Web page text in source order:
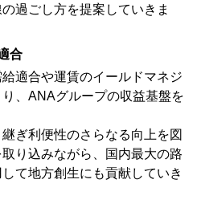
過ごし方を提案していきま
合
適合や運賃のイールドマネジ
、ANAグループの収益基盤を
ぎ利便性のさらなる向上を図
り込みながら、国内最大の路
て地方創生にも貢献していき